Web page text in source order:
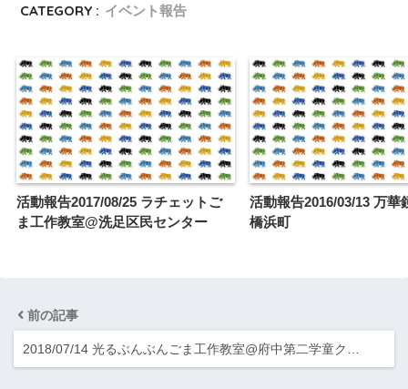
CATEGORY : イベント報告
活動報告2017/08/25 ラチェットご
ま工作教室@洗足区民センター
活動報告2016/03/13 万華
橋浜町
前の記事
2018/07/14 光るぶんぶんごま工作教室@府中第二学童ク…